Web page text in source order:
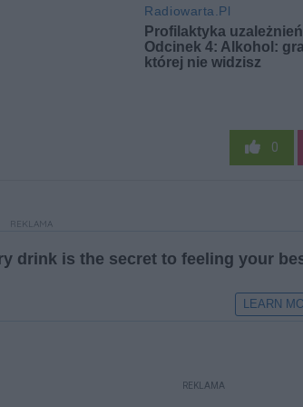
0
REKLAMA
REKLAMA